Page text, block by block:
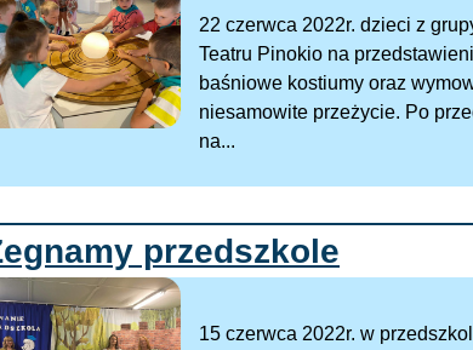
22 czerwca 2022r. dzieci z
Teatru Pinokio na
baśniowe kostiumy oraz
niesamowite przeżycie. Po
na...
przedszkole
15 czerwca 2022r. w